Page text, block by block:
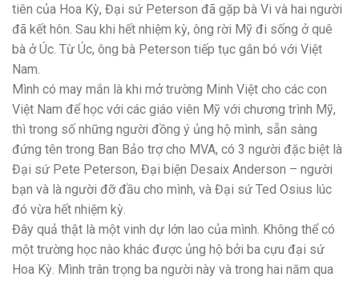
tiên của Hoa Kỳ, Đại sứ Peterson đã gặp bà Vi và hai người
đã kết hôn. Sau khi hết nhiệm kỳ, ông rời Mỹ đi sống ở quê
bà ở Úc. Từ Úc, ông bà Peterson tiếp tục gắn bó với Việt
Nam.
Mình có may mắn là khi mở trường Minh Việt cho các con
Việt Nam để học với các giáo viên Mỹ với chương trình Mỹ,
thì trong số những người đồng ý ủng hộ mình, sẵn sàng
đứng tên trong Ban Bảo trợ cho MVA, có 3 người đặc biệt là
Đại sứ Pete Peterson, Đại biện Desaix Anderson – người
bạn và là người đỡ đầu cho mình, và Đại sứ Ted Osius lúc
đó vừa hết nhiệm kỳ.
Đây quả thật là một vinh dự lớn lao của mình. Không thể có
một trường học nào khác được ủng hộ bởi ba cựu đại sứ
Hoa Kỳ. Mình trân trọng ba người này và trong hai năm qua